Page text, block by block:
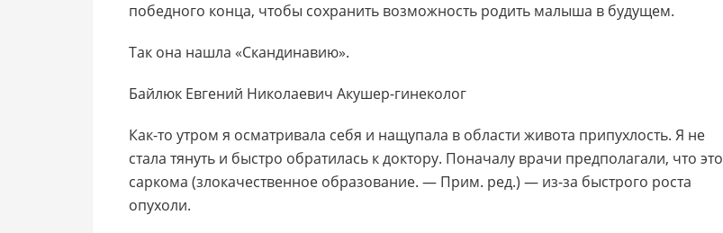
победного конца, чтобы сохранить возможность родить малыша в будущем.
Так она нашла «Скандинавию».
Байлюк Евгений Николаевич Акушер-гинеколог
Как-то утром я осматривала себя и нащупала в области живота припухлость. Я не
стала тянуть и быстро обратилась к доктору. Поначалу врачи предполагали, что это
саркома (злокачественное образование. ― Прим. ред.) ― из-за быстрого роста
опухоли.